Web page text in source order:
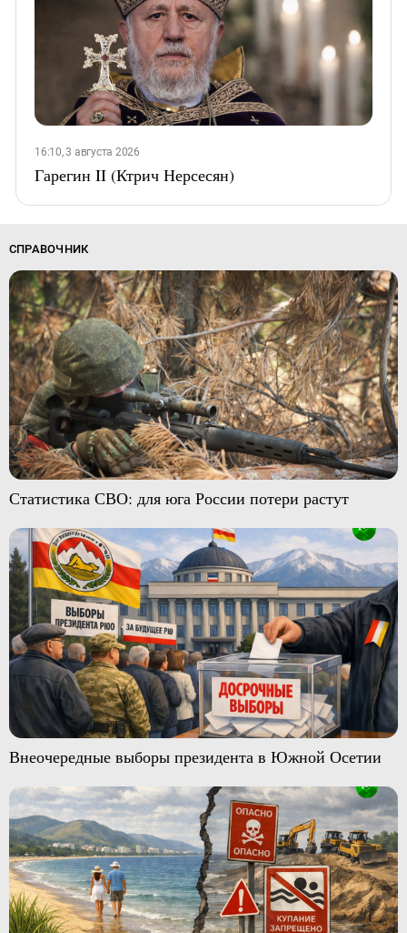
16:10, 3 августа 2026
Гарегин II (Ктрич Нерсесян)
СПРАВОЧНИК
Статистика СВО: для юга России потери растут
Внеочередные выборы президента в Южной Осетии